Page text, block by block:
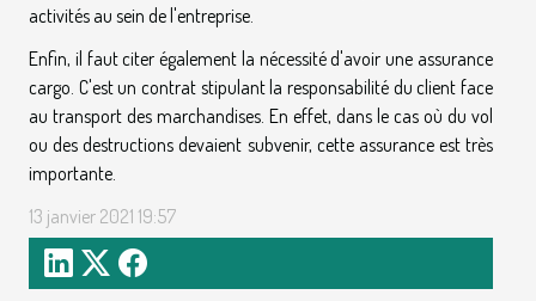
activités au sein de l'entreprise.
Enfin, il faut citer également la nécessité d'avoir une assurance
cargo. C'est un contrat stipulant la responsabilité du client face
au transport des marchandises. En effet, dans le cas où du vol
ou des destructions devaient subvenir, cette assurance est très
importante.
13 janvier 2021 19:57